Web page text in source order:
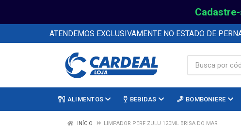
ATENDEMOS EXCLUSIVAMENTE NO ESTADO DE
ALIMENTOS BEBIDAS BOMBONIERE
INÍCIO LIMPADOR PERF ZULU 120ML BRISA DO MAR